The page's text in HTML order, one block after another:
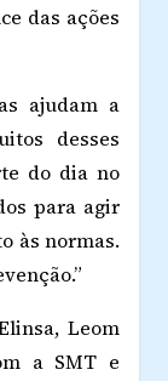
das ações
ajudam a
desses
do dia no
para agir
às normas.
Leom
a SMT e